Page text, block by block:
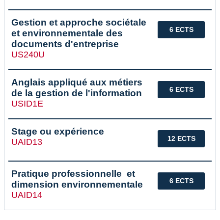
6 ECTS
Gestion et approche sociétale
et environnementale des
documents d'entreprise
US240U
6 ECTS
Anglais appliqué aux métiers
de la gestion de l'information
USID1E
12 ECTS
Stage ou expérience
UAID13
6 ECTS
Pratique professionnelle et
dimension environnementale
UAID14